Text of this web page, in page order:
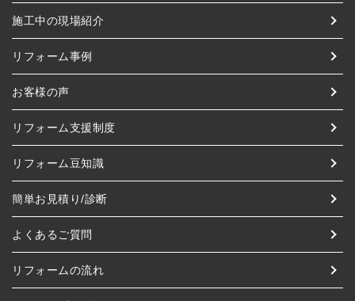
施工中の現場紹介
リフォーム事例
お客様の声
リフォーム支援制度
リフォーム豆知識
簡単お見積り/診断
よくあるご質問
リフォームの流れ